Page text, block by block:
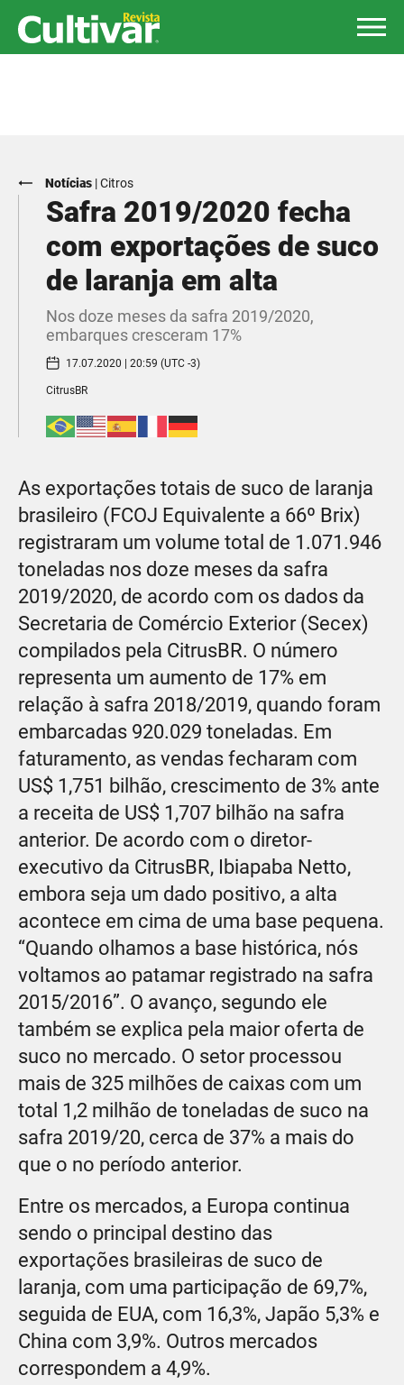
Notícias |Citros
Safra 2019/2020 fecha
com exportações de suco
de laranja em alta
Nos doze meses da safra 2019/2020,
embarques cresceram 17%
17.07.2020 | 20:59 (UTC -3)
CitrusBR
As exportações totais de suco de laranja
brasileiro (FCOJ Equivalente a 66º Brix)
registraram um volume total de 1.071.946
toneladas nos doze meses da safra
2019/2020, de acordo com os dados da
Secretaria de Comércio Exterior (Secex)
compilados pela CitrusBR. O número
representa um aumento de 17% em
relação à safra 2018/2019, quando foram
embarcadas 920.029 toneladas. Em
faturamento, as vendas fecharam com
US$ 1,751 bilhão, crescimento de 3% ante
a receita de US$ 1,707 bilhão na safra
anterior. De acordo com o diretor-
executivo da CitrusBR, Ibiapaba Netto,
embora seja um dado positivo, a alta
acontece em cima de uma base pequena.
“Quando olhamos a base histórica, nós
voltamos ao patamar registrado na safra
2015/2016”. O avanço, segundo ele
também se explica pela maior oferta de
suco no mercado. O setor processou
mais de 325 milhões de caixas com um
total 1,2 milhão de toneladas de suco na
safra 2019/20, cerca de 37% a mais do
que o no período anterior.
Entre os mercados, a Europa continua
sendo o principal destino das
exportações brasileiras de suco de
laranja, com uma participação de 69,7%,
seguida de EUA, com 16,3%, Japão 5,3% e
China com 3,9%. Outros mercados
correspondem a 4,9%.